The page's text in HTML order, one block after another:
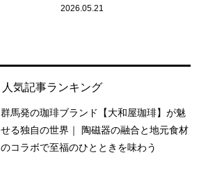
2026.05.21
人気記事ランキング
群馬発の珈琲ブランド【大和屋珈琲】が魅
せる独自の世界｜ 陶磁器の融合と地元食材
のコラボで至福のひとときを味わう